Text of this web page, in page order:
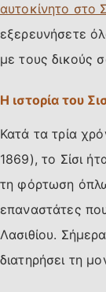
αυτοκίνητο στο
εξερευνήσετε
με τους δικούς
Η ιστορία του
Κατά τα τρία
1869), το Σίσι
τη φόρτωση
επαναστάτες
Λασιθίου.
διατηρήσει τη